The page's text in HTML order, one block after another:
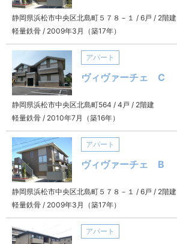
静岡県浜松市中央区北島町５７８－１ / 6戸 / 2階建
軽量鉄骨 / 2009年3月（築17年）
アパート
ヴィヴァーチェ C
静岡県浜松市中央区北島町564 / 4戸 / 2階建
軽量鉄骨 / 2010年7月（築16年）
アパート
ヴィヴァーチェ B
静岡県浜松市中央区北島町５７８－１ / 6戸 / 2階建
軽量鉄骨 / 2009年3月（築17年）
アパート